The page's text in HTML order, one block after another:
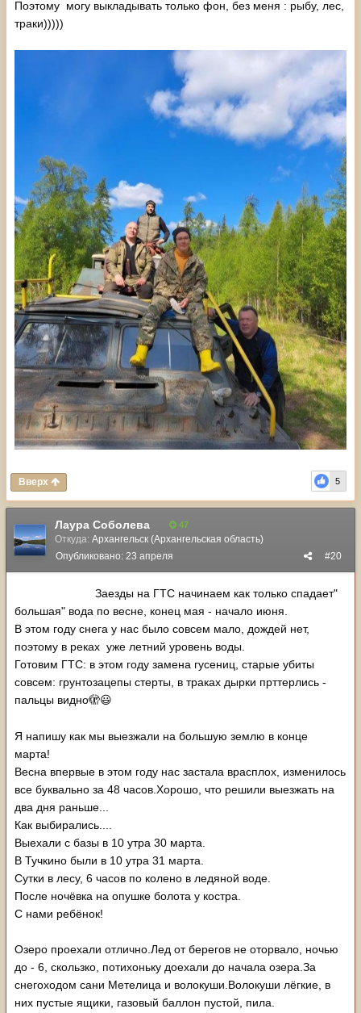
Поэтому могу выкладывать только фон, без меня : рыбу, лес,
траки)))))
5
Вверх
Лаура Соболева 47
Откуда: Архангельск (Архангельская область)
#20
Опубликовано: 23 апреля
Заезды на ГТС начинаем как только спадает"
большая" вода по весне, конец мая - начало июня.
В этом году снега у нас было совсем мало, дождей нет,
поэтому в реках уже летний уровень воды.
Готовим ГТС: в этом году замена гусениц, старые убиты
совсем: грунтозацепы стерты, в траках дырки прттерлись -
пальцы видно🫣😃
Я напишу как мы выезжали на большую землю в конце
марта!
Весна впервые в этом году нас застала врасплох, изменилось
все буквально за 48 часов.Хорошо, что решили выезжать на
два дня раньше...
Как выбирались....
Выехали с базы в 10 утра 30 марта.
В Тучкино были в 10 утра 31 марта.
Сутки в лесу, 6 часов по колено в ледяной воде.
После ночёвка на опушке болота у костра.
С нами ребёнок!
Озеро проехали отлично.Лед от берегов не оторвало, ночью
до - 6, скользко, потихоньку доехали до начала озера.За
снегоходом сани Метелица и волокуши.Волокуши лёгкие, в
них пустые ящики, газовый баллон пустой, пила.